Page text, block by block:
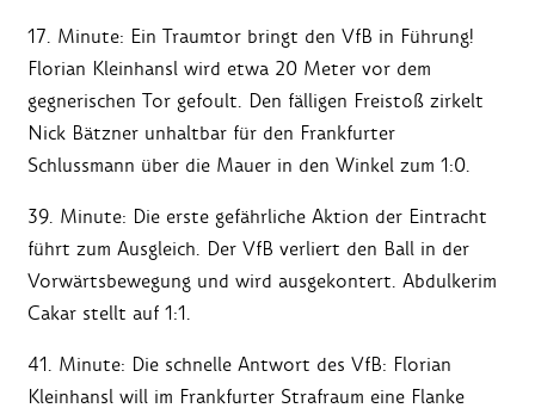
17. Minute: Ein Traumtor bringt den VfB in Führung!
Florian Kleinhansl wird etwa 20 Meter vor dem
gegnerischen Tor gefoult. Den fälligen Freistoß zirkelt
Nick Bätzner unhaltbar für den Frankfurter
Schlussmann über die Mauer in den Winkel zum 1:0.
39. Minute: Die erste gefährliche Aktion der Eintracht
führt zum Ausgleich. Der VfB verliert den Ball in der
Vorwärtsbewegung und wird ausgekontert. Abdulkerim
Cakar stellt auf 1:1.
41. Minute: Die schnelle Antwort des VfB: Florian
Kleinhansl will im Frankfurter Strafraum eine Flanke